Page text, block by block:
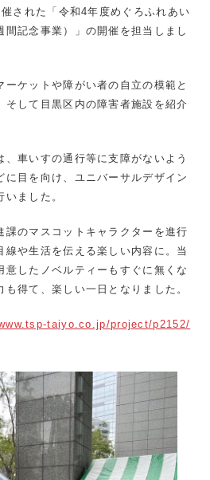
された「令和4年度めぐろふれあい
間記念事業）」の開催を担当しまし
ーケットや障がい者の自立の模範と
そして目黒区内の障害者施設を紹介
、車いすの通行等に支障がないよう
に目を向け、ユニバーサルデザイン
ました。
課のマスコットキャラクターを進行
や生活を伝える楽しい内容に。当
意したノベルティーもすぐに無くな
得て、楽しい一日となりました。
taiyo.co.jp/project/p2152/